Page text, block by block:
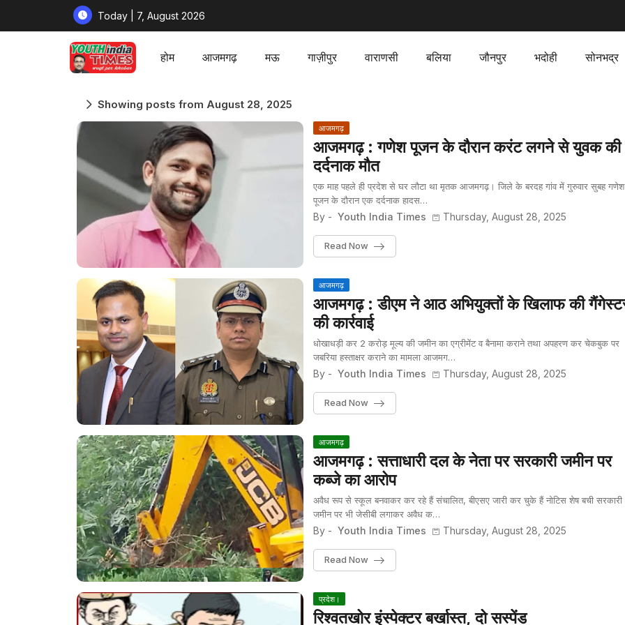
Today | 7, August 2026
होम आजमगढ़ मऊ गाज़ीपुर वाराणसी बलिया जौनपुर भदोही सोनभद्र
Showing posts from August 28, 2025
आजमगढ़
आजमगढ़ : गणेश पूजन के दौरान करंट लगने से युवक की
दर्दनाक मौत
एक माह पहले ही प्रदेश से घर लौटा था मृतक आजमगढ़। जिले के बरदह गांव में गुरुवार सुबह गणेश
पूजन के दौरान एक दर्दनाक हादस…
By - Youth India Times Thursday, August 28, 2025
Read Now
आजमगढ़
आजमगढ़ : डीएम ने आठ अभियुक्तों के खिलाफ की
की कार्रवाई
धोखाधड़ी कर 2 करोड़ मूल्य की जमीन का एग्रीमेंट व बैनामा कराने तथा अपहरण कर चेकबुक पर
जबरिया हस्ताक्षर कराने का मामला आजमग…
By - Youth India Times Thursday, August 28, 2025
Read Now
आजमगढ़
आजमगढ़ : सत्ताधारी दल के नेता पर सरकारी जमीन पर
कब्जे का आरोप
अवैध रूप से स्कूल बनवाकर कर रहे हैं संचालित, बीएसए जारी कर चुके हैं नोटिस शेष बची सरकारी
जमीन पर भी जेसीबी लगाकर अवैध क…
By - Youth India Times Thursday, August 28, 2025
Read Now
प्रदेश।
रिश्वतखोर इंस्पेक्टर बर्खास्त, दो सस्पेंड